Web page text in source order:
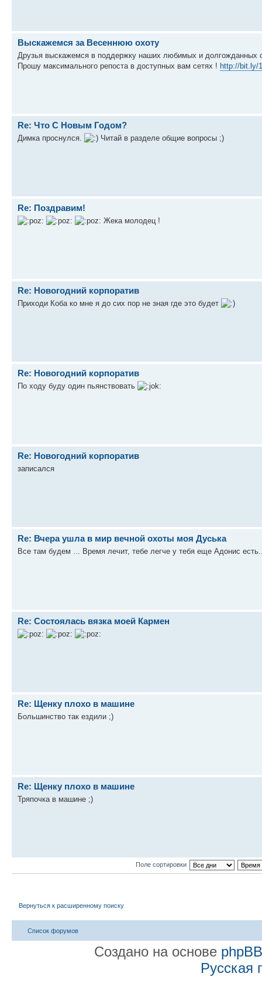
Выскажемся за Весеннюю охоту
Друзья выскажемся в поддержку наших любимых и долгожданных
Прошу максимального репоста в доступных вам сетях ! http://bit.ly/
Re: Что С Новым Годом?
Димка проснулся. Читай в разделе общие вопросы ;)
Re: Поздравим!
Жека молодец !
Re: Новогодний корпоратив
Приходи Коба ко мне я до сих пор не зная где это будет
Re: Новогодний корпоратив
По ходу буду один пьянствовать
Re: Новогодний корпоратив
записался
Re: Вчера ушла в мир вечной охоты моя Дуська
Все там будем ... Время лечит, тебе легче у тебя еще Адонис
Re: Состоялась вязка моей Кармен
Re: Щенку плохо в машине
Большинство так ездили ;)
Re: Щенку плохо в машине
Тряпочка в машине ;)
Поле сортировки
Вернуться к расширенному поиску
Список форумов
Создано на основе phpBB
Русская